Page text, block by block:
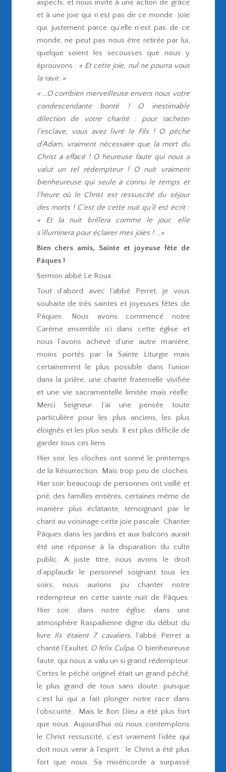
aspects, et nous invite à une action de grâce
et à une joie qui n’est pas de ce monde. Joie
qui, justement parce qu’elle n’est pas de ce
monde, ne peut pas nous être retirée par lui,
quelque soient les secousses que nous y
éprouvons : « Et cette joie, nul ne pourra vous
la ravir. »
« …O combien merveilleuse envers nous votre
condescendante bonté ! O inestimable
dilection de votre charité : pour racheter
l’esclave, vous avez livré le Fils ! O péché
d’Adam, vraiment nécessaire que la mort du
Christ a effacé ! O heureuse faute qui nous a
valut un tel rédempteur ! O nuit vraiment
bienheureuse qui seule a connu le temps et
l’heure où le Christ est ressuscité du séjour
des morts ! C’est de cette nuit qu’il est écrit :
« Et la nuit brillera comme le jour, elle
s’illuminera pour éclairer mes joies ! …»
Bien chers amis, Sainte et joyeuse fête de
Pâques !
Sermon abbé Le Roux :
Tout d’abord avec l’abbé Perret, je vous
souhaite de très saintes et joyeuses fêtes de
Pâques. Nous avons commencé notre
Carême ensemble ici dans cette église et
nous l’avons achevé d’une autre manière,
moins portés par la Sainte Liturgie mais
certainement le plus possible dans l’union
dans la prière, une charité fraternelle vivifiée
et une vie sacramentelle limitée mais réelle.
Merci Seigneur. J’ai une pensée toute
particulière pour les plus anciens, les plus
éloignés et les plus seuls. Il est plus difficile de
garder tous ces liens.
Hier soir, les cloches ont sonné le printemps
de la Résurrection. Mais trop peu de cloches.
Hier soir, beaucoup de personnes ont veillé et
prié, des familles entières, certaines même de
manière plus éclatante, témoignant par le
chant au voisinage cette joie pascale. Chanter
Pâques dans les jardins et aux balcons aurait
été une réponse à la disparation du culte
public. A juste titre, nous avons le droit
d’applaudir le personnel soignant tous les
soirs, nous aurions pu chanter notre
rédempteur en cette sainte nuit de Pâques.
Hier soir, dans notre église, dans une
atmosphère Raspailienne digne du début du
livre Ils étaient 7 cavaliers, l’abbé Perret a
chanté l’Exultet, O felix Culpa, O bienheureuse
faute, qui nous a valu un si grand rédempteur.
Certes le péché originel était un grand péché,
le plus grand de tous sans doute, puisque
c’est lui qui a fait plonger notre race dans
l’obscurité… Mais le Bon Dieu a été plus fort
que nous. Aujourd’hui où nous contemplons
le Christ ressuscité, c’est vraiment l’idée qui
doit nous venir à l’esprit : le Christ a été plus
fort que nous. Sa miséricorde a surpassé